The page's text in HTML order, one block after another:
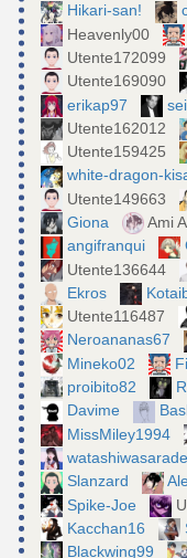
Hikari-san!
Heavenly00
Utente172099
Utente169090
erikap97
Utente162012
Utente159425
white-dragon-
Utente149663
Giona
Ami
angifranqui
Utente136644
Ekros
Utente116487
Neroananas67
Mineko02
proibito82
Davime
MissMiley1994
Slanzard
Spike-Joe
Kacchan16
Blackwing99